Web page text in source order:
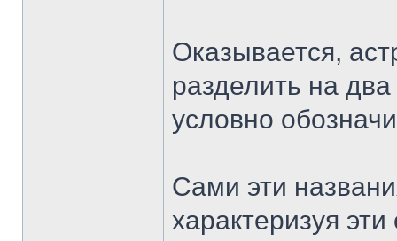
Оказывается,
разделить на
условно
Сами эти
характеризуя